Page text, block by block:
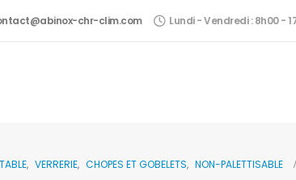
chr-clim.com Lundi - Vendredi : 8h00 -
, VERRERIE, CHOPES ET GOBELETS, NON-PALETTISABLE